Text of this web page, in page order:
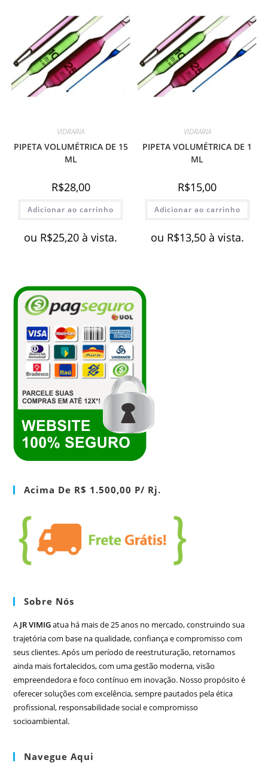
VIDRARIA
PIPETA VOLUMÉTRICA DE 15
ML
R$28,00
Adicionar ao carrinho
ou R$25,20 à vista.
VIDRARIA
PIPETA VOLUMÉTRICA DE 1
ML
R$15,00
Adicionar ao carrinho
ou R$13,50 à vista.
Acima De R$ 1.500,00 P/ Rj.
Sobre Nós
A JR VIMIGatua há mais de 25 anos no mercado, construindo sua
trajetória com base na qualidade, confiança e compromisso com
seus clientes. Após um período de reestruturação, retornamos
ainda mais fortalecidos, com uma gestão moderna, visão
empreendedora e foco contínuo em inovação. Nosso propósito é
oferecer soluções com excelência, sempre pautados pela ética
profissional, responsabilidade social e compromisso
socioambiental.
Navegue Aqui